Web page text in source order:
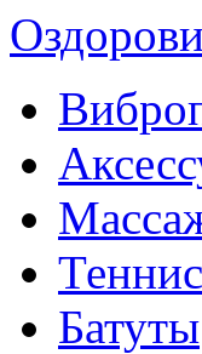
Батуты